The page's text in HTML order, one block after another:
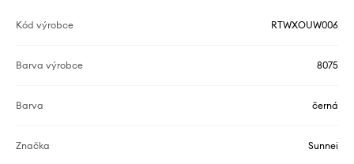
Kód výrobce RTWXOUW006
Barva výrobce 8075
Barva černá
Značka Sunnei